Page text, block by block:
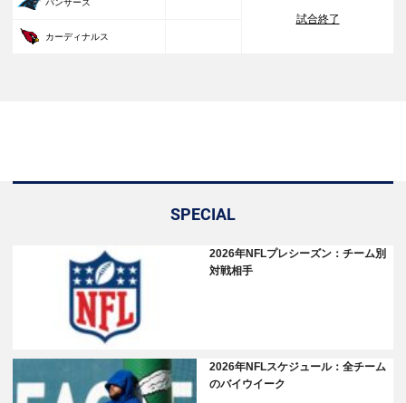
試合終了
カーディナルス
SPECIAL
2026年NFLプレシーズン：チーム別
対戦相手
2026年NFLスケジュール：全チーム
のバイウイーク